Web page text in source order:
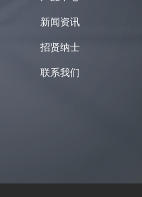
新闻资讯
招贤纳士
联系我们